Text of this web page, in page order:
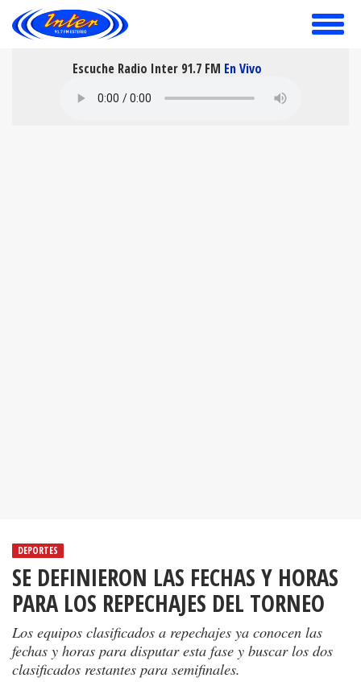
toggle
Escuche Radio Inter 91.7 FM En Vivo
DEPORTES
SE DEFINIERON LAS FECHAS Y HORAS
PARA LOS REPECHAJES DEL TORNEO
Los equipos clasificados a repechajes ya conocen las
fechas y horas para disputar esta fase y buscar los dos
clasificados restantes para semifinales.